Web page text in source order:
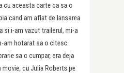
cu aceasta carte ca sa o
cand am aflat de lansarea
si i-am vazut trailerul, mi-a
am hotarat sa o citesc.
sa o cumpar, era deja
cu Julia Roberts pe